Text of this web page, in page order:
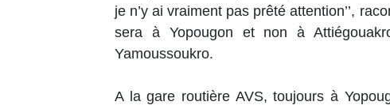
je n’y ai vraiment pas prêté attention’’,
sera à Yopougon et non à
Yamoussoukro.
A la gare routière AVS, toujours à